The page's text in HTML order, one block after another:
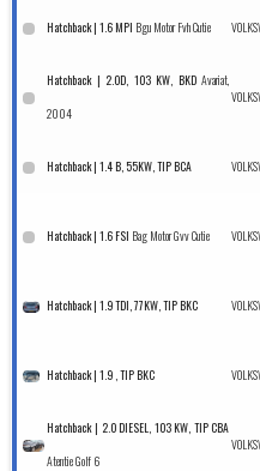
Hatchback | 1.6 MPI Bgu Motor Fvh Cutie
Hatchback | 2.0D, 103 KW, BKDAvariat,
2004
Hatchback | 1.4 B, 55KW, TIP BCA
Hatchback | 1.6 FSI Bag Motor Gvv Cutie
Hatchback | 1.9 TDI, 77KW, TIP BKC
Hatchback | 1.9 , TIP BKC
Hatchback | 2.0 DIESEL, 103 KW, TIP CBA
Atentie Golf 6